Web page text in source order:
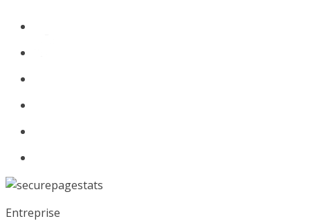
Entreprise